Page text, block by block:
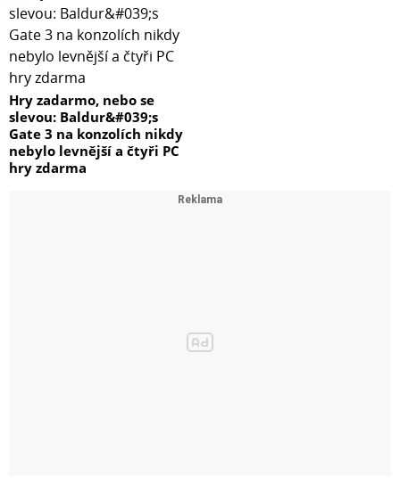
Hry zadarmo, nebo se
slevou: Baldur&#039;s
Gate 3 na konzolích nikdy
nebylo levnější a čtyři PC
hry zdarma